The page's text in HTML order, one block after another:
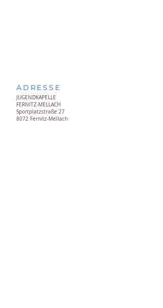
ADRESSE
JUGENDKAPELLE
FERNITZ-MELLACH
Sportplatzstraße 27
8072 Fernitz-Mellach